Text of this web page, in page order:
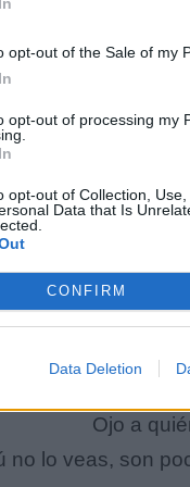
opt-out of the Sale of my
opt-out of processing my
opt-out of Collection,
Data that Is
CONFIRM
Data Deletion
Y el
por mi rutina,
Mi tierra es La
tuve una mujer
yo la entiendo,
Ojo a
no lo veas, son